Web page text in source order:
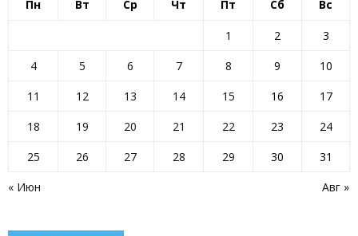
Пн Вт Ср Чт Пт Сб Вс
« Июн Авг »
1 2
3
4
5 6 7 8 9
10
11
12 13 14 15 16
17
18
19 20 21 22 23
24
25
26 27 28 29 30 31